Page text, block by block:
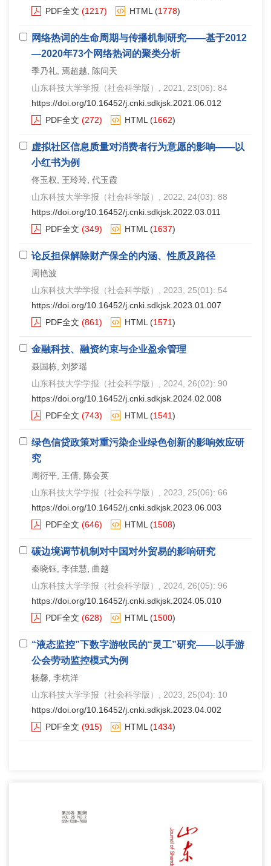
PDF全文 (1217) HTML (1778)
网络热词的生命周期与传播机制研究——基于2012
—2020年73个网络热词的聚类分析
季乃礼, 焉超越, 陈问天
山东科技大学学报（社会科学版）
, 2021, 23(06): 84
https://doi.org/10.16452/j.cnki.sdkjsk.2021.06.012
PDF全文 (272) HTML (1662)
虚拟社区信息质量对消费者行为意愿的影响——以
小红书为例
佟玉权, 王玲玲, 代玉霞
山东科技大学学报（社会科学版）
, 2022, 24(03): 88
https://doi.org/10.16452/j.cnki.sdkjsk.2022.03.011
PDF全文 (349) HTML (1637)
论反担保解除财产保全的内涵、性质及路径
周艳波
山东科技大学学报（社会科学版）
, 2023, 25(01): 54
https://doi.org/10.16452/j.cnki.sdkjsk.2023.01.007
PDF全文 (861) HTML (1571)
金融科技、融资约束与企业盈余管理
聂国栋, 刘梦瑶
山东科技大学学报（社会科学版）
, 2024, 26(02): 90
https://doi.org/10.16452/j.cnki.sdkjsk.2024.02.008
PDF全文 (743) HTML (1541)
绿色信贷政策对重污染企业绿色创新的影响效应研
究
周衍平, 王倩, 陈会英
山东科技大学学报（社会科学版）
, 2023, 25(06): 66
https://doi.org/10.16452/j.cnki.sdkjsk.2023.06.003
PDF全文 (646) HTML (1508)
碳边境调节机制对中国对外贸易的影响研究
秦晓钰, 李佳慧, 曲越
山东科技大学学报（社会科学版）
, 2024, 26(05): 96
https://doi.org/10.16452/j.cnki.sdkjsk.2024.05.010
PDF全文 (628) HTML (1500)
“液态监控”下数字游牧民的“灵工”研究——以手游
公会劳动监控模式为例
杨馨, 李杭洋
山东科技大学学报（社会科学版）
, 2023, 25(04): 10
https://doi.org/10.16452/j.cnki.sdkjsk.2023.04.002
PDF全文 (915) HTML (1434)